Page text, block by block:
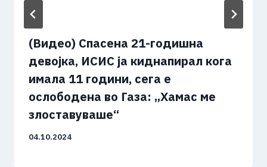
(Видео) Спасена 21-годишна
девојка, ИСИС ја киднапирал кога
имала 11 години, сега е
ослободена во Газа: „Хамас ме
злоставуваше“
04.10.2024